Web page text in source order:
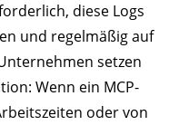
diese Logs
und regelmäßig auf
setzen
Wenn ein MCP-
oder von